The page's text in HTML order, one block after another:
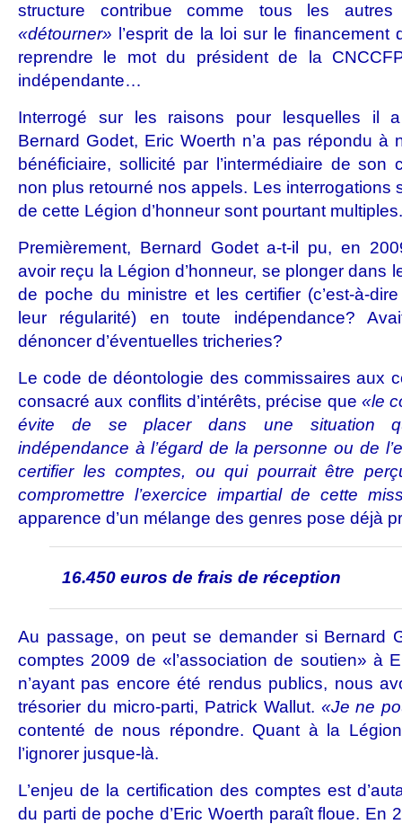
structure contribue comme tous les
«détourner»
l’esprit de la loi sur le
reprendre le mot du président de la
indépendante…
Interrogé sur les raisons pour lesquelles il
Bernard Godet, Eric Woerth n’a pas répondu à
bénéficiaire, sollicité par l’intermédiaire de son
non plus retourné nos appels. Les interrogations
de cette Légion d’honneur sont pourtant multiples.
Premièrement, Bernard Godet a-t-il pu, en
avoir reçu la Légion d’honneur, se plonger dans
de poche du ministre et les certifier (c’est-à-
leur régularité) en toute indépendance?
dénoncer d’éventuelles tricheries?
Le code de déontologie des commissaires aux
consacré aux conflits d’intérêts, précise que «le
évite de se placer dans une situation
indépendance à l’égard de la personne ou de
certifier les comptes, ou qui pourrait être
compromettre l’exercice impartial de cette
apparence d’un mélange des genres pose déjà
16.450 euros de frais de réception
Au passage, on peut se demander si Bernard
comptes 2009 de «l’association de soutien» à
n’ayant pas encore été rendus publics, nous
trésorier du micro-parti, Patrick Wallut. «Je ne
contenté de nous répondre. Quant à la
l’ignorer jusque-là.
L’enjeu de la certification des comptes est
du parti de poche d’Eric Woerth paraît floue. En